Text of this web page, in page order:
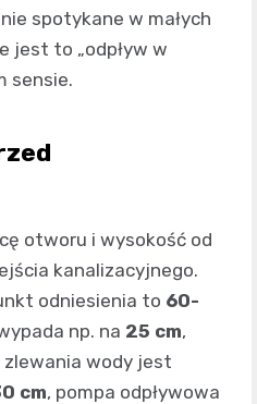
spotykane w małych
jest to „odpływ w
sensie.
otworu i wysokość od
kanalizacyjnego.
odniesienia to 60-
np. na 25 cm,
zlewania wody jest
cm, pompa odpływowa